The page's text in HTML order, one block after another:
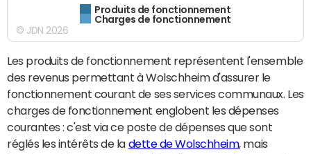
Produits de fonctionnement
Charges de fonctionnement
© JDN 2026
Les produits de fonctionnement représentent l'ensemble
des revenus permettant à Wolschheim d'assurer le
fonctionnement courant de ses services communaux. Les
charges de fonctionnement englobent les dépenses
courantes : c'est via ce poste de dépenses que sont
réglés les intérêts de la dette de Wolschheim, mais